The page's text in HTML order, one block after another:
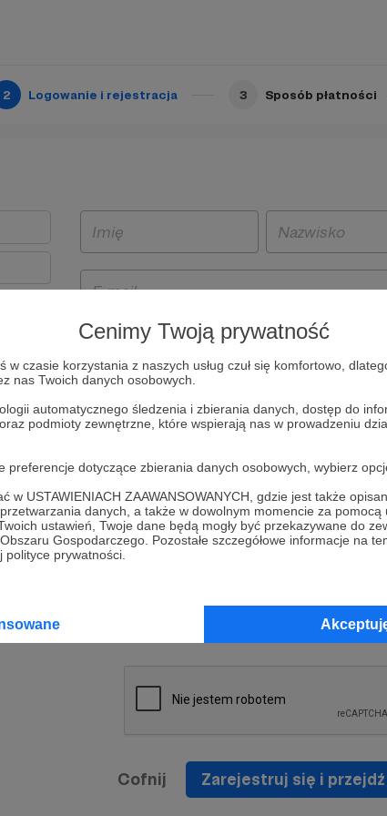
Cenimy Twoją prywatność
w czasie korzystania z naszych usług czuł się komfortowo,
nas Twoich danych osobowych.
automatycznego śledzenia i zbierania danych, dostęp do
podmioty zewnętrzne, które wspierają nas w prowadzeniu
dotyczące zbierania danych osobowych, wybierz
w USTAWIENIACH ZAAWANSOWANYCH, gdzie jest także
danych, a także w dowolnym momencie za
ustawień, Twoje dane będą mogły być przekazywane do
Gospodarczego. Pozostałe szczegółowe informacje na
prywatności.
2 Logowanie i rejestracja 3 Sposób płatności
i
będą
z
prawo
na
Politykę Prywatności
* Wyrażam zgodę na przetwarzanie moich
osobowych podanych w formularzu
prawidłowego świadczenia usług serwisu
informacji handlowych - newslettera. Opcja ta
Cofnij Zarejestruj się i